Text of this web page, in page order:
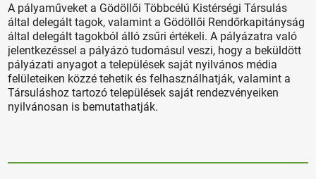
A pályaműveket a Gödöllői Többcélú Kistérségi Társulás
által delegált tagok, valamint a Gödöllői Rendőrkapitányság
által delegált tagokból álló zsűri értékeli. A pályázatra való
jelentkezéssel a pályázó tudomásul veszi, hogy a beküldött
pályázati anyagot a települések saját nyilvános média
felületeiken közzé tehetik és felhasználhatják, valamint a
Társuláshoz tartozó települések saját rendezvényeiken
nyilvánosan is bemutathatják.